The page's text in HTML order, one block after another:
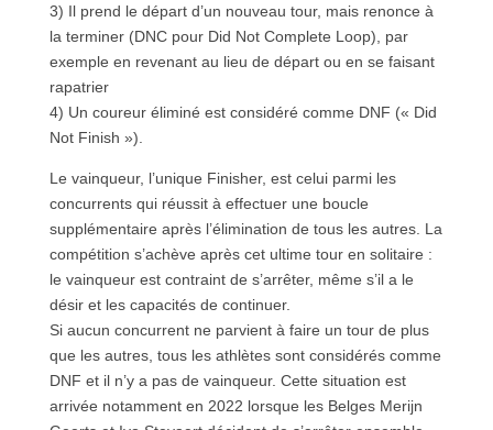
3) Il prend le départ d’un nouveau tour, mais renonce à
la terminer (DNC pour Did Not Complete Loop), par
exemple en revenant au lieu de départ ou en se faisant
rapatrier
4) Un coureur éliminé est considéré comme DNF (« Did
Not Finish »).
Le vainqueur, l’unique Finisher, est celui parmi les
concurrents qui réussit à effectuer une boucle
supplémentaire après l’élimination de tous les autres. La
compétition s’achève après cet ultime tour en solitaire :
le vainqueur est contraint de s’arrêter, même s’il a le
désir et les capacités de continuer.
Si aucun concurrent ne parvient à faire un tour de plus
que les autres, tous les athlètes sont considérés comme
DNF et il n’y a pas de vainqueur. Cette situation est
arrivée notamment en 2022 lorsque les Belges Merijn